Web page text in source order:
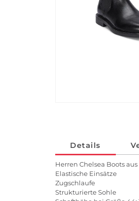
Details
Herren Chelsea Boots
Elastische Einsätze
Zugschlaufe
Strukturierte Sohle